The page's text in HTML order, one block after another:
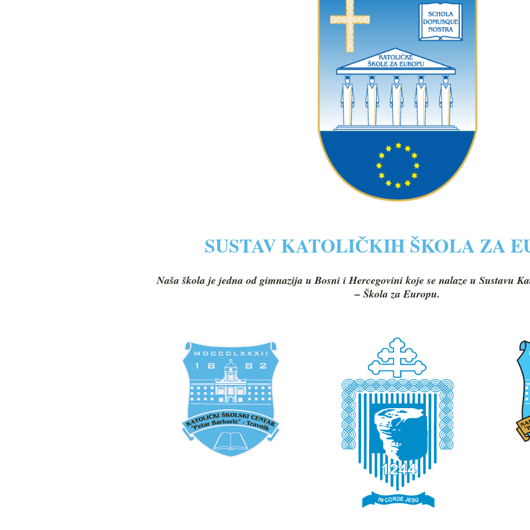
SUSTAV KATOLIČKIH ŠKOLA ZA
Naša škola je jedna od gimnazija u Bosni i Hercegovini koje se nalaze u Sustavu
– Škola za Europu.